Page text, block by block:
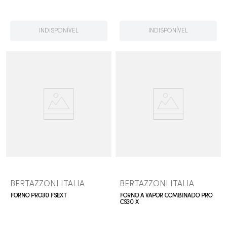
INDISPONÍVEL INDISPONÍVEL
BERTAZZONI ITALIA
FORNO PRO30 FSEXT
BERTAZZONI ITALIA
FORNO A VAPOR COMBINADO PRO
CS30 X